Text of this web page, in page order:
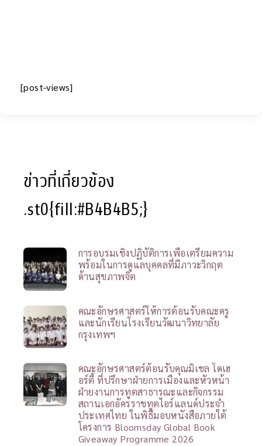
[post-views]
ข่าวที่เกี่ยวข้อง
.st0{fill:#B4B4B5;}
การอบรมเชิงปฏิบัติการเพื่อเตรียมความ
พร้อมในการดูแลบุคคลที่มีภาวะวิกฤต
ด้านสุขภาพจิต
คณะอักษรศาสตร์ให้การต้อนรับคณะครู
และนักเรียนโรงเรียนวัฒนาวิทยาลัย
กรุงเทพฯ
คณะอักษรศาสตร์ต้อนรับคุณมิเชล โดเฮ
อร์ตี้ ที่ปรึกษาฝ่ายการเมืองและหัวหน้า
ฝ่ายงานการทูตสาธารณะและกิจกรรม
สถานเอกอัครราชทูตไอร์แลนด์ประจำ
ประเทศไทย ในพิธีมอบหนังสือภายใต้
โครงการ Bloomsday Global Book
Giveaway Programme 2026